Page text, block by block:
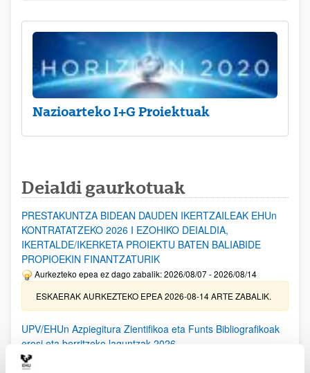
Nazioarteko I+G Proiektuak
Deialdi gaurkotuak
PRESTAKUNTZA BIDEAN DAUDEN IKERTZAILEAK EHUn
KONTRATATZEKO 2026 I EZOHIKO DEIALDIA,
IKERTALDE/IKERKETA PROIEKTU BATEN BALIABIDE
PROPIOEKIN FINANTZATURIK
Aurkezteko epea ez dago zabalik: 2026/08/07 - 2026/08/14
ESKAERAK AURKEZTEKO EPEA 2026-08-14 ARTE ZABALIK.
UPV/EHUn Azpiegitura Zientifikoa eta Funts Bibliografikoak
erosi eta berritzeko laguntzak 2026